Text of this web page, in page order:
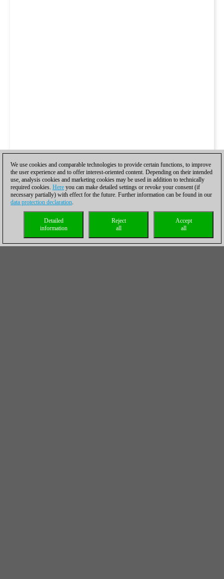
We use cookies and comparable technologies to provide certain functions, to improve
the user experience and to offer interest-oriented content. Depending on their intended
use, analysis cookies and marketing cookies may be used in addition to technically
required cookies. Here you can make detailed settings or revoke your consent (if
necessary partially) with effect for the future. Further information can be found in our
data protection declaration.
Accept
all
Reject
all
Detailed
information